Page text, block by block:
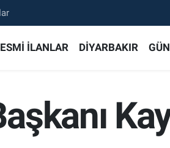
İLANLAR DİYARBAKIR